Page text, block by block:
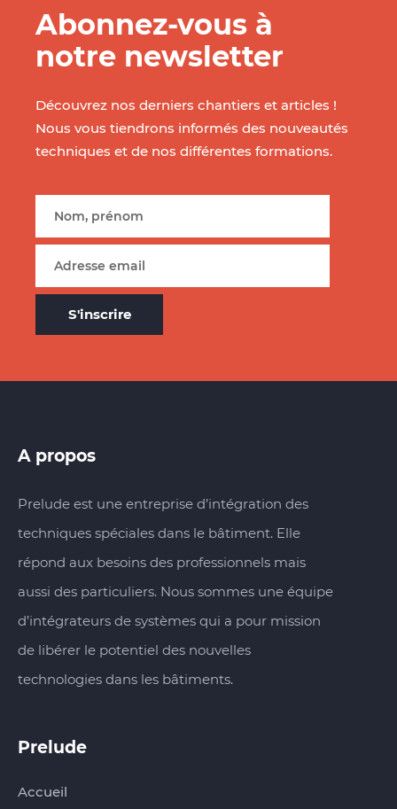
Abonnez-vous à
notre newsletter
Découvrez nos derniers chantiers et articles !
Nous vous tiendrons informés des nouveautés
techniques et de nos différentes formations.
A propos
Prelude est une entreprise d’intégration des
techniques spéciales dans le bâtiment. Elle
répond aux besoins des professionnels mais
aussi des particuliers. Nous sommes une équipe
d’intégrateurs de systèmes qui a pour mission
de libérer le potentiel des nouvelles
technologies dans les bâtiments.
Accueil